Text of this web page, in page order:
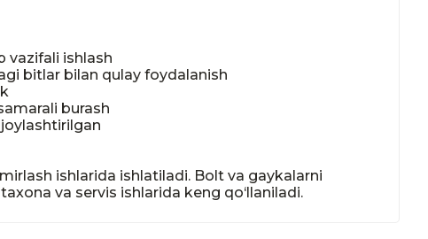
vazifali ishlash
bitlar bilan qulay foydalanish
burash
ishlarida ishlatiladi. Bolt va gaykalarni
va servis ishlarida keng qo‘llaniladi.